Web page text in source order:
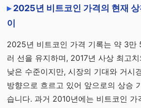
2025년 비트코인 가격의 현재
이
2025년 비트코인 가격 기록는 약 3만
러 선을 유지하며, 2017년 사상 최고
낮은 수준이지만, 시장의 기대와 거시
방향으로 흐르고 있어 앞으로의 상승
습니다. 과거 2010년에는 비트코인 가